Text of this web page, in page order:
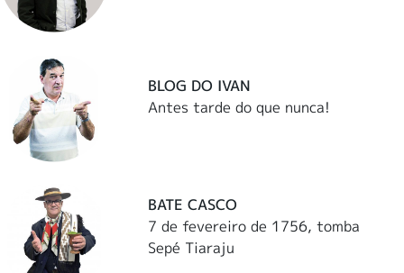
BLOG DO IVAN
Antes tarde do que nunca!
BATE CASCO
7 de fevereiro de 1756, tomba
Sepé Tiaraju